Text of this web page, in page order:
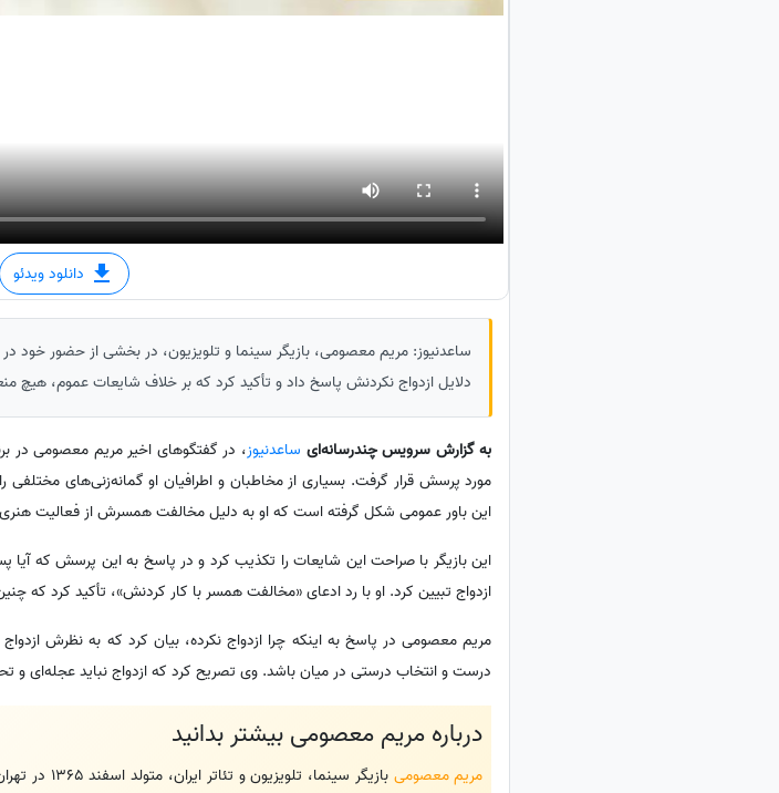
دانلود ویدئو
ساعدنیوز: مریم معصومی، بازیگر سینما و تلویزیون، در بخشی از حضور خود
دلایل ازدواج نکردنش پاسخ داد و تأکید کرد که بر خلاف شایعات عموم، هیچ
به گزارش سرویس چندرسانه‌ای ساعدنیوز، در گفتگوهای اخیر مریم معصومی در
مورد پرسش قرار گرفت. بسیاری از مخاطبان و اطرافیان او گمانه‌زنی‌های مختلفی
این باور عمومی شکل گرفته است که او به دلیل مخالفت همسرش از فعالیت
این بازیگر با صراحت این شایعات را تکذیب کرد و در پاسخ به این پرسش که آیا پس
ازدواج تبیین کرد. او با رد ادعای «مخالفت همسر با کار کردنش»، تأکید کرد که
مریم معصومی در پاسخ به اینکه چرا ازدواج نکرده، بیان کرد که به نظرش
درست و انتخاب درستی در میان باشد. وی تصریح کرد که ازدواج نباید عجله‌ای و
درباره مریم معصومی بیشتر بدانید
مریم معصومی
بازیگر